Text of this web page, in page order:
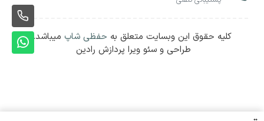
کلیه حقوق این وبسایت متعلق به حفظی شاپ میباشد.
طراحی و سئو ویرا پردازش رادین